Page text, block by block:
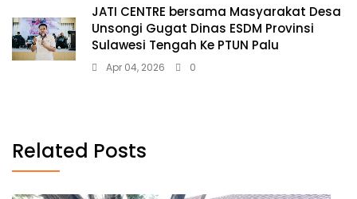
JATI CENTRE bersama Masyarakat Desa
Unsongi Gugat Dinas ESDM Provinsi
Sulawesi Tengah Ke PTUN Palu
Apr 04, 2026 0
Related Posts